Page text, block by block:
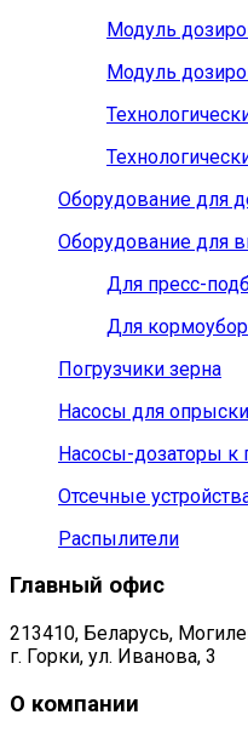
Модуль
Модуль
Оборудование для
Оборудование для
Для пресс-
Для
Погрузчики зерна
Насосы для
Насосы-дозаторы к
Отсечные
Распылители
Главный офис
213410, Беларусь,
г. Горки, ул. Иванова, 3
О компании